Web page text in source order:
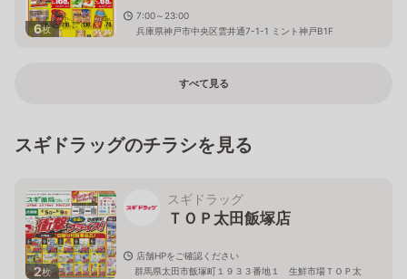
6枚
7:00～23:00
兵庫県神戸市中央区雲井通7-1-1 ミント神戸B1F
すべて見る
スギドラッグのチラシを見る
2枚
スギドラッグ
ＴＯＰ太田飯塚店
店舗HPをご確認ください
群馬県太田市飯塚町１９３３番地１ 生鮮市場ＴＯＰ太